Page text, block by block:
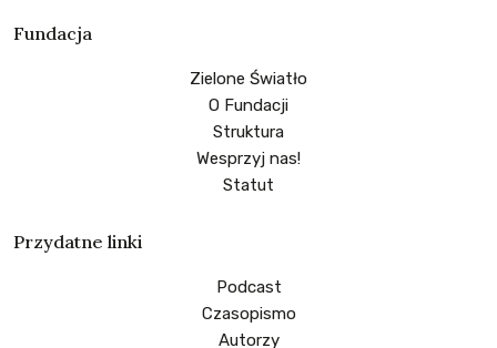
Fundacja
Zielone Światło
O Fundacji
Struktura
Wesprzyj nas!
Statut
Przydatne linki
Podcast
Czasopismo
Autorzy